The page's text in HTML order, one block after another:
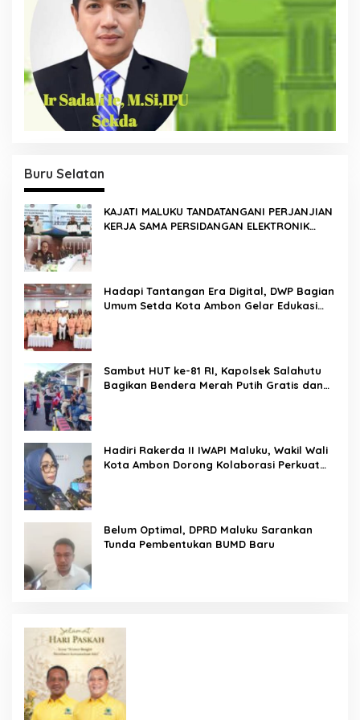
Buru Selatan
KAJATI MALUKU TANDATANGANI PERJANJIAN
KERJA SAMA PERSIDANGAN ELEKTRONIK
Hadapi Tantangan Era Digital, DWP Bagian
Umum Setda Kota Ambon Gelar Edukasi
Sambut HUT ke-81 RI, Kapolsek Salahutu
Bagikan Bendera Merah Putih Gratis dan
Hadiri Rakerda II IWAPI Maluku, Wakil Wali
Kota Ambon Dorong Kolaborasi Perkuat
Belum Optimal, DPRD Maluku Sarankan